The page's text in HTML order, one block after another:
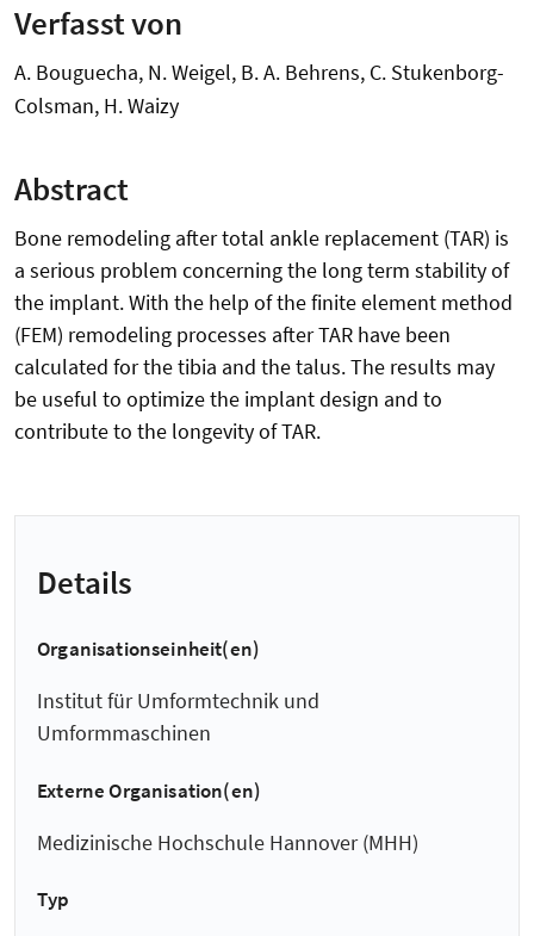
Verfasst von
A. Bouguecha, N. Weigel, B. A. Behrens, C. Stukenborg-
Colsman, H. Waizy
Abstract
Bone remodeling after total ankle replacement (TAR) is
a serious problem concerning the long term stability of
the implant. With the help of the finite element method
(FEM) remodeling processes after TAR have been
calculated for the tibia and the talus. The results may
be useful to optimize the implant design and to
contribute to the longevity of TAR.
Details
Organisationseinheit(en)
Institut für Umformtechnik und
Umformmaschinen
Externe Organisation(en)
Medizinische Hochschule Hannover (MHH)
Typ